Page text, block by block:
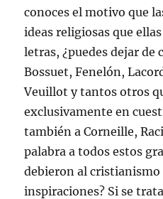
conoces el motivo que
ideas religiosas que
letras, ¿puedes dejar de
Bossuet, Fenelón,
Veuillot y tantos otros
exclusivamente en
también a Corneille,
palabra a todos estos
debieron al cristianismo
inspiraciones? Si se